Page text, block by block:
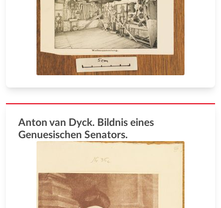
Anton van Dyck. Bildnis eines
Genuesischen Senators.